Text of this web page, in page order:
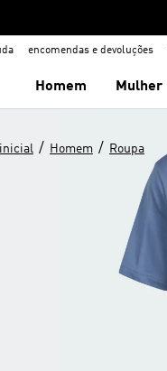
encomendas e devoluções
Homem Mulher
/ Homem / Roupa